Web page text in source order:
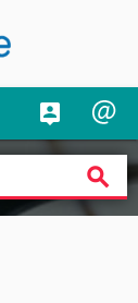
search